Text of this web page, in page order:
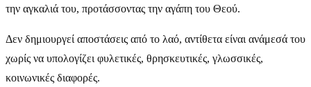
την αγκαλιά του, προτάσσοντας την αγάπη του Θεού.
Δεν δημιουργεί αποστάσεις από το λαό, αντίθετα είναι ανάμεσά του
χωρίς να υπολογίζει φυλετικές, θρησκευτικές, γλωσσικές,
κοινωνικές διαφορές.